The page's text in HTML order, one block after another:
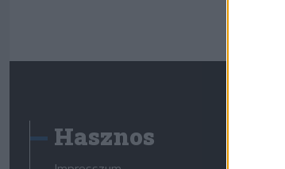
Hasznos